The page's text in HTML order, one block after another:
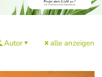
Autor alle anzeigen